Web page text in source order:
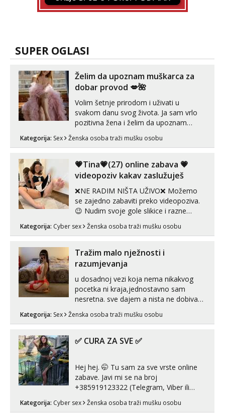
SUPER OGLASI
Želim da upoznam muškarca za
dobar provod 💋🌺
Volim šetnje prirodom i uživati u
svakom danu svog života. Ja sam vrlo
pozitivna žena i želim da upoznam
može i nešto više.💋🌺 Klikni na link
Kategorija: Sex Ženska osoba traži mušku osobu
💗Tina💗(27) online zabava 💗
videopoziv kakav zaslužuješ
❌NE RADIM NIŠTA UŽIVO❌ Možemo
se zajedno zabaviti preko videopoziva.
😉 Nudim svoje gole slikice i razne
videouradke. 🤩 Za online zabavu pošalji
poruku na Whatsapp, Telegram ili Viber.
autentičnosti možeš me vidjeti na
videopozivu. 😉 S vama sam vec 5 ...
Kategorija: Cyber sex Ženska osoba traži mušku osobu
Tražim malo nježnosti i
razumjevanja
u dosadnoj vezi koja nema nikakvog
pocetka ni kraja,jednostavno sam
nesretna. sve dajem a nista ne dobivam
zadovoljiti moje potrebe,ne trazim puno
volim njezan seks i njezne poljupce po
Kategorija: Sex Ženska osoba traži mušku osobu
✅ CURA ZA SVE ✅
Hej hej. 🤭 Tu sam za sve vrste online
zabave. Javi mi se na broj
+385919123322 (Telegram, Viber ili
Whatsapp). 🤙 NE javljaj se na uzivo.
Hvala.
Kategorija: Cyber sex Ženska osoba traži mušku osobu